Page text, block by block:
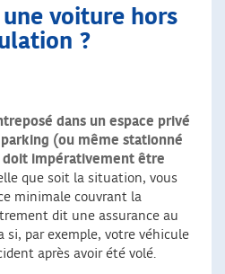
voiture hors
?
dans un espace privé
(ou même stationné
impérativement être
que soit la situation, vous
minimale couvrant la
dit une assurance au
si, par exemple, votre véhicule
après avoir été volé.